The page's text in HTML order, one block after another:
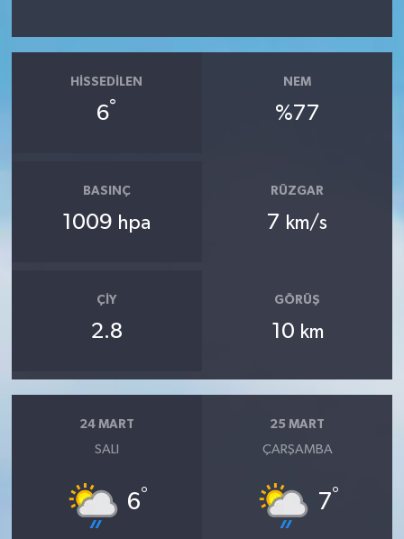
HISSEDILEN
6°
NEM
%77
BASINÇ
1009 hpa
RÜZGAR
7 km/s
ÇIY
2.8
GÖRÜŞ
10 km
24 MART
SALI
6°
25 MART
ÇARŞAMBA
7°